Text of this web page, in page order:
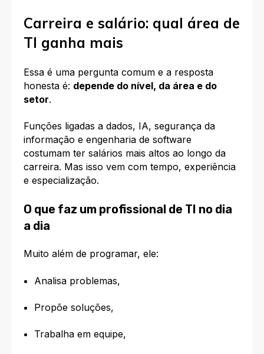
Carreira e salário: qual área de
TI ganha mais
Essa é uma pergunta comum e a resposta
honesta é: depende do nível, da área e do
setor.
Funções ligadas a dados, IA, segurança da
informação e engenharia de software
costumam ter salários mais altos ao longo da
carreira. Mas isso vem com tempo, experiência
e especialização.
O que faz um profissional de TI no dia
a dia
Muito além de programar, ele:
Analisa problemas,
Propõe soluções,
Trabalha em equipe,